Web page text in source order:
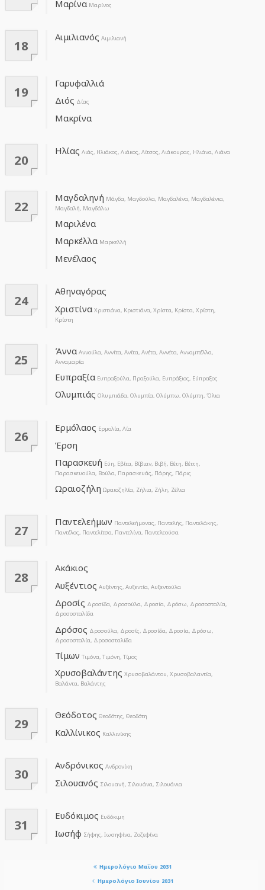
Μαρίνα Μαρίνος
18
Αιμιλιανός Αιμιλιανή
19
Γαρυφαλλιά
Διός Δίας
Μακρίνα
20
Ηλίας Λιάς, Ηλιάκος, Λιάκος, Λίτσος, Λιάκουρας, Ηλιάνα, Λιάνα
22
Μαγδαληνή Μάγδα, Μαγδούλα, Μαγδαλένα, Μαγδαλένια,
Μαγδαλή, Μαγδάλω
Μαριλένα
Μαρκέλλα Μαρκελλή
Μενέλαος
24
Αθηναγόρας
Χριστίνα Χριστιάνα, Κριστιάνα, Χρίστα, Κρίστα, Χρίστη,
Κρίστη
25
Άννα Αννούλα, Αννίτα, Ανίτα, Ανέτα, Αννέτα, Ανναμπέλλα,
Ανναμαρία
Ευπραξία Ευπραξούλα, Πραξούλα, Ευπράξιος, Εύπραξος
Ολυμπιάς Ολυμπιάδα, Ολυμπία, Ολύμπω, Ολύμπη, Όλια
26
Ερμόλαος Ερμολία, Λία
Έρση
Παρασκευή Εύη, Εβίτα, Βίβιαν, Βιβή, Βέτη, Βέττη,
Παρασκευούλα, Βούλα, Παρασκευάς, Πάρης, Πάρις
Ωραιοζήλη Ωραιοζηλία, Ζήλια, Ζήλη, Ζέλια
27
Παντελεήμων Παντελεήμονας, Παντελής, Παντελάκης,
Παντέλος, Παντελίτσα, Παντελίνα, Παντελεούσα
28
Ακάκιος
Αυξέντιος Αυξέντης, Αυξεντία, Αυξεντούλα
Δροσίς Δροσίδα, Δροσούλα, Δροσία, Δρόσω, Δροσοσταλία,
Δροσοσταλίδα
Δρόσος Δροσούλα, Δροσίς, Δροσίδα, Δροσία, Δρόσω,
Δροσοσταλία, Δροσοσταλίδα
Τίμων Τιμόνα, Τιμόνη, Τίμος
Χρυσοβαλάντης Χρυσοβαλάντου, Χρυσοβαλαντία,
Βαλάντα, Βαλάντης
29
Θεόδοτος Θεοδότης, Θεοδότη
Καλλίνικος Καλλινίκης
30
Ανδρόνικος Ανδρονίκη
Σιλουανός Σιλουανή, Σιλουάνα, Σιλουάνια
31
Ευδόκιμος Ευδόκιμη
Ιωσήφ Σήφης, Ιωσηφίνα, Ζοζεφίνα
Ημερολόγιο Μαΐου 2031
Ημερολόγιο Ιουνίου 2031